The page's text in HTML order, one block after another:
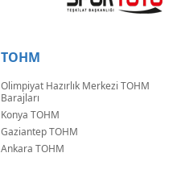
TOHM
Olimpiyat Hazırlık Merkezi TOHM
Barajları
Konya TOHM
Gaziantep TOHM
Ankara TOHM